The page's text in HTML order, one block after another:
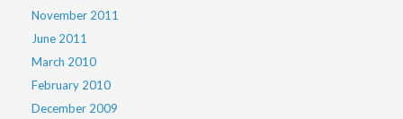
November 2011
June 2011
March 2010
February 2010
December 2009